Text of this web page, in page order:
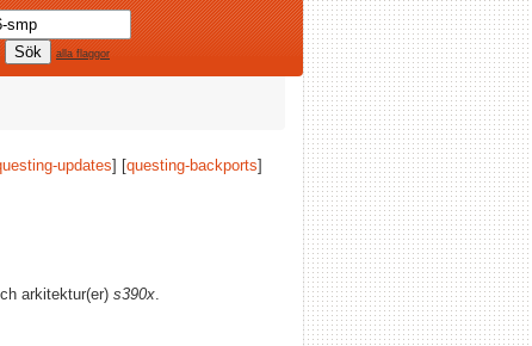
alla flaggor
updates] [questing-backports]
arkitektur(er) s390x.